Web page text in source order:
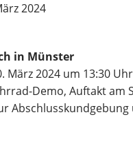
2024
in Münster
März 2024 um 13:30
Demo, Auftakt